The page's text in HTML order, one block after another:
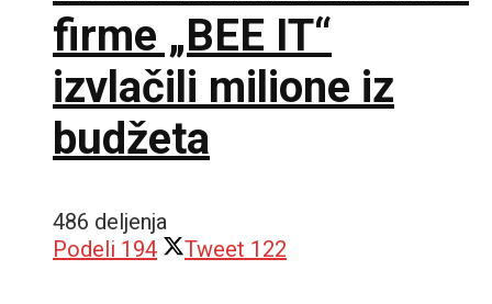
firme „BEE IT“
izvlačili milione iz
budžeta
486 deljenja
Podeli 194 Tweet 122